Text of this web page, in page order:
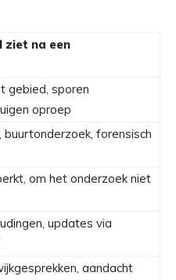
ziet na een
gebied, sporen
oproep
buurtonderzoek, forensisch
om het onderzoek niet
updates via
aandacht